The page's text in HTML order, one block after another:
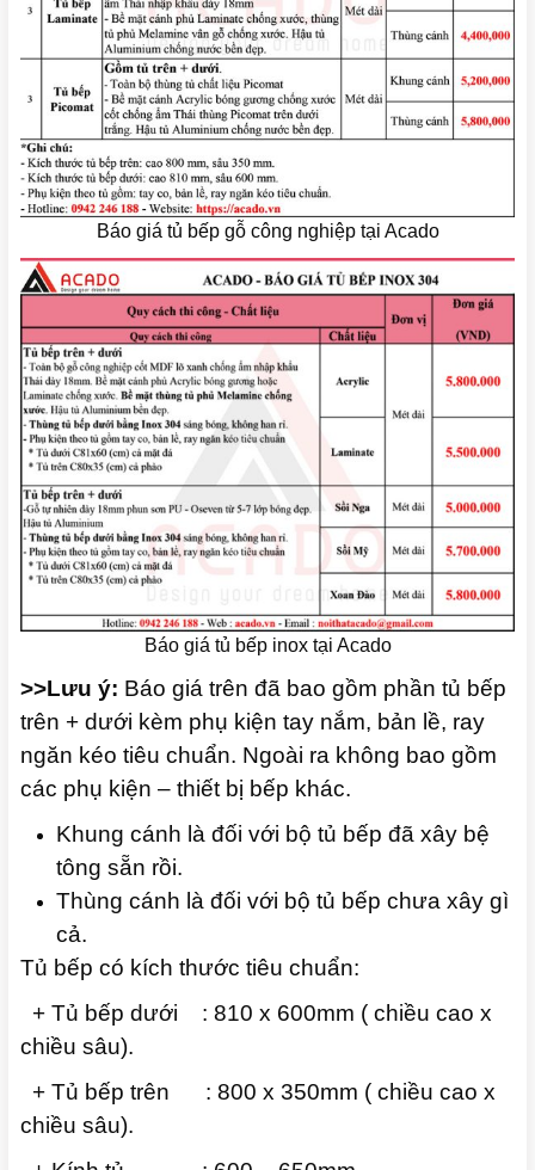
Báo giá tủ bếp gỗ công nghiệp tại Acado
Báo giá tủ bếp inox tại Acado
>>Lưu ý: Báo giá trên đã bao gồm phần tủ bếp
trên + dưới kèm phụ kiện tay nắm, bản lề, ray
ngăn kéo tiêu chuẩn. Ngoài ra không bao gồm
các phụ kiện – thiết bị bếp khác.
Khung cánh là đối với bộ tủ bếp đã xây bệ
tông sẵn rồi.
Thùng cánh là đối với bộ tủ bếp chưa xây gì
cả.
Tủ bếp có kích thước tiêu chuẩn:
+ Tủ bếp dưới : 810 x 600mm ( chiều cao x
chiều sâu).
+ Tủ bếp trên : 800 x 350mm ( chiều cao x
chiều sâu).